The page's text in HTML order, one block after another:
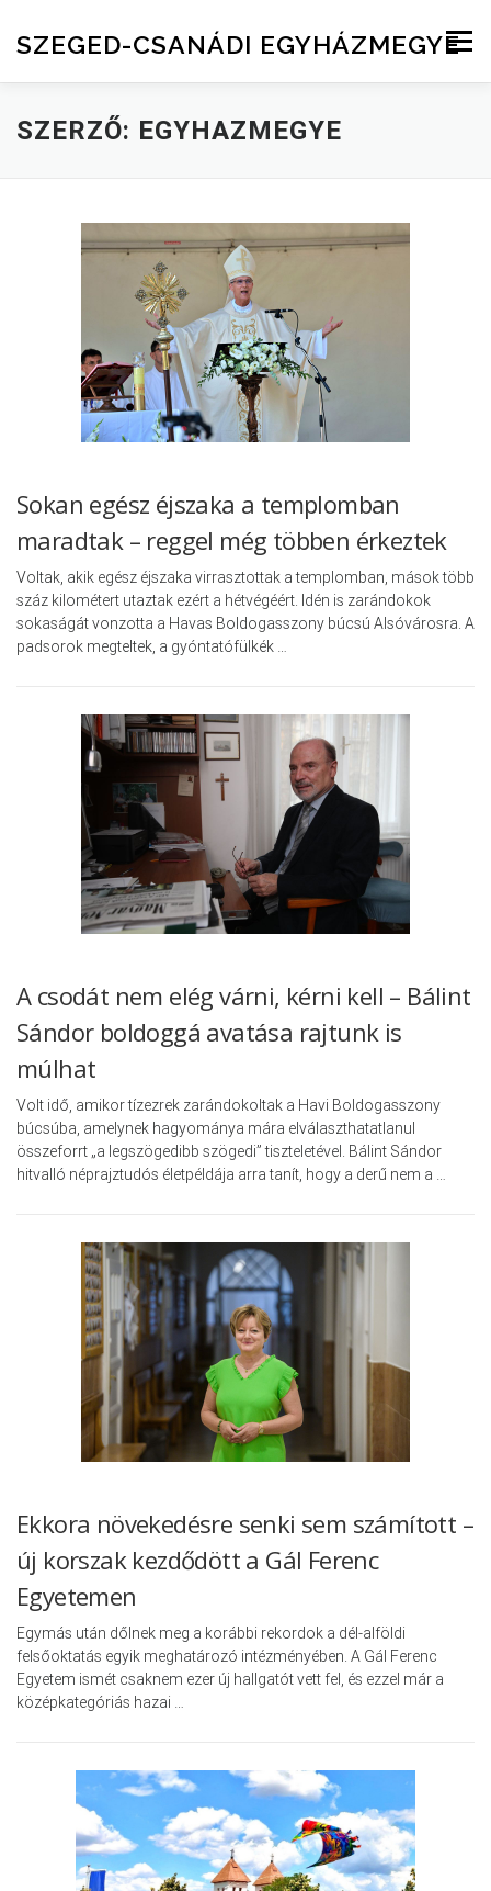
SZEGED-CSANÁDI EGYHÁZMEGYE
Menu
SZERZŐ: EGYHAZMEGYE
Sokan egész éjszaka a templomban
maradtak – reggel még többen érkeztek
Voltak, akik egész éjszaka virrasztottak a templomban, mások több
száz kilométert utaztak ezért a hétvégéért. Idén is zarándokok
sokaságát vonzotta a Havas Boldogasszony búcsú Alsóvárosra. A
padsorok megteltek, a gyóntatófülkék …
A csodát nem elég várni, kérni kell – Bálint
Sándor boldoggá avatása rajtunk is
múlhat
Volt idő, amikor tízezrek zarándokoltak a Havi Boldogasszony
búcsúba, amelynek hagyománya mára elválaszthatatlanul
összeforrt „a legszögedibb szögedi” tiszteletével. Bálint Sándor
hitvalló néprajztudós életpéldája arra tanít, hogy a derű nem a …
Ekkora növekedésre senki sem számított –
új korszak kezdődött a Gál Ferenc
Egyetemen
Egymás után dőlnek meg a korábbi rekordok a dél-alföldi
felsőoktatás egyik meghatározó intézményében. A Gál Ferenc
Egyetem ismét csaknem ezer új hallgatót vett fel, és ezzel már a
középkategóriás hazai …